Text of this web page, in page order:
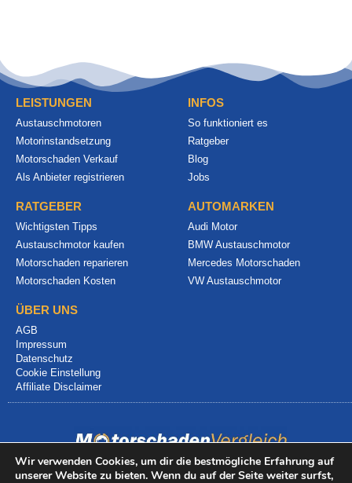
LEISTUNGEN
Austauschmotoren
Motorinstandsetzung
Motorschaden Verkauf
Als Anbieter registrieren
INFOS
So funktioniert es
Ratgeber
Blog
Jobs
RATGEBER
Wichtigsten Tipps
Austauschmotor kaufen
Motorschaden reparieren
Motorschaden Kosten
AUTOMARKEN
Audi Motor
BMW Austauschmotor
Mercedes Motorschaden
VW Austauschmotor
ÜBER UNS
AGB
Impressum
Datenschutz
Cookie Einstellung
Affiliate Disclaimer
Wir verwenden Cookies, um dir die bestmögliche Erfahrung auf
unserer Website zu bieten. Wenn du auf der Seite weiter surfst,